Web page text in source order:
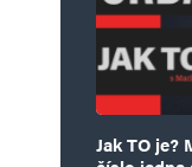
Jak TO je?